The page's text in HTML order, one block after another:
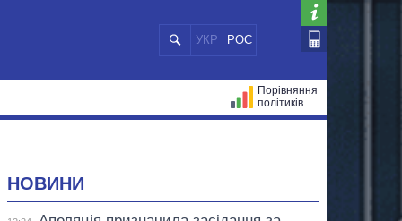
УКР РОС
Порівняння
політиків
НОВИНИ